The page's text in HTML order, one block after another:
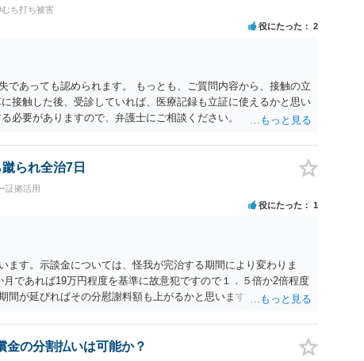
が付帯しているか なお、被害者は叔母様ご本人となりますので、
人の依頼意思等を確認する必要があります。日本語での十分な意
あたりのご事情も踏まえて、依頼意思の確認方法等を検討する必
むち打ち被害
役にたった 2
であっても認められます。 もっとも、ご質問内容から、接触の立
接触した後、受診していれば、医療記録も立証に使えるかと思い
必要がありますので、弁護士にご相談ください。
られ全治7日
証拠活用
役にたった 1
ます。示談金については、怪我が完治する期間により変わりま
であれば19万円程度を基準に故意犯ですので１．５倍か2倍程度
間が延びればその分慰謝料額も上がるかと思います。ご参考にし
金の分割払いは可能か？